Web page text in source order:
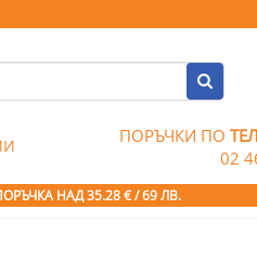
ПОРЪЧКИ ПО
02
НАД 35.28 € / 69 ЛВ.